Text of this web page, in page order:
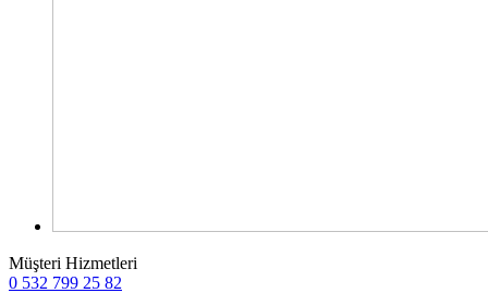
Müşteri Hizmetleri
0 532 799 25 82